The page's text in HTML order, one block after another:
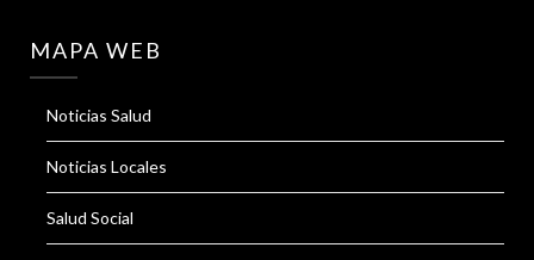
MAPA WEB
Noticias Salud
Noticias Locales
Salud Social